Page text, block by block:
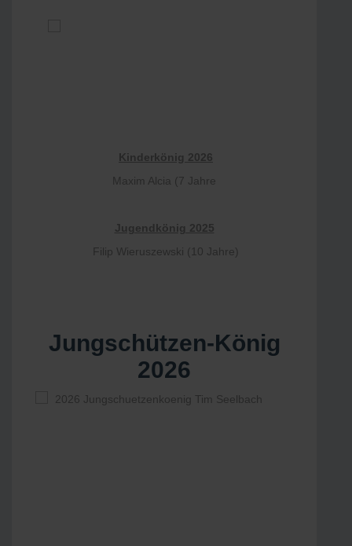
Kinderkönig 2026
Maxim Alcia (7 Jahre
Jugendkönig 2025
Filip Wieruszewski (10 Jahre)
Jungschützen-König
2026